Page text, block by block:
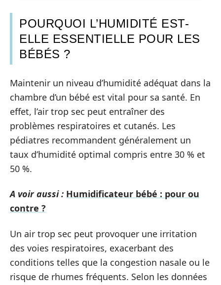
POURQUOI L’HUMIDITÉ EST-
ELLE ESSENTIELLE POUR LES
BÉBÉS ?
Maintenir un niveau d’humidité adéquat dans la
chambre d’un bébé est vital pour sa santé. En
effet, l’air trop sec peut entraîner des
problèmes respiratoires et cutanés. Les
pédiatres recommandent généralement un
taux d’humidité optimal compris entre 30 % et
50 %.
A voir aussi : Humidificateur bébé : pour ou
contre ?
Un air trop sec peut provoquer une irritation
des voies respiratoires, exacerbant des
conditions telles que la congestion nasale ou le
risque de rhumes fréquents. Selon les données